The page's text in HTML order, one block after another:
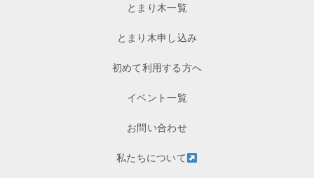
とまり木一覧
とまり木申し込み
初めて利用する方へ
イベント一覧
お問い合わせ
私たちについて